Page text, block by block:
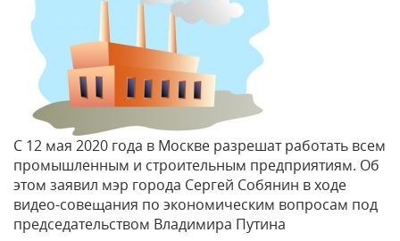
С 12 мая 2020 года в Москве разрешат работать всем
промышленным и строительным предприятиям. Об
этом заявил мэр города Сергей Собянин в ходе
видео-совещания по экономическим вопросам под
председательством Владимира Путина